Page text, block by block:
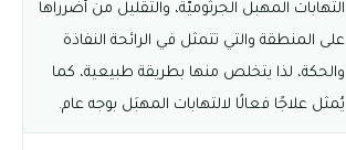
التهابات المهبل الجرثوميّة، والتقليل من أضرراها
على المنطقة والتي تتمثل في الرائحة النفاذة
والحكة، لذا يتخلص منها بطريقة طبيعية، كما
يُمثل علاجًا فعالًا لالتهابات المهبَل بوجه عام.